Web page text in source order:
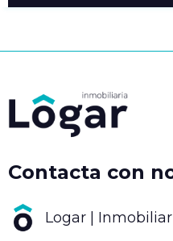
Contacta con
Logar |